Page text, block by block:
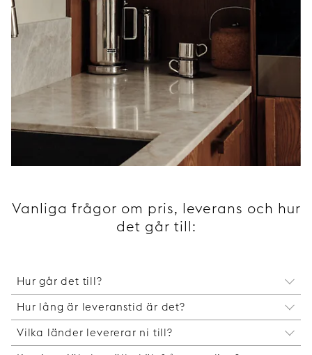
Vanliga frågor om pris, leverans och hur
det går till:
Hur går det till?
Processen är enkel – och du väljer själv hur mycket
hjälp du vill ha.
Identifiera din Ikea-stomme – Metod (nyare) eller
Hur lång är leveranstid är det?
Lagerförda produkter skickas från vårt lager inom
1–2 arbetsdagar. Våra fronter tillverkas på
Vilka länder levererar ni till?